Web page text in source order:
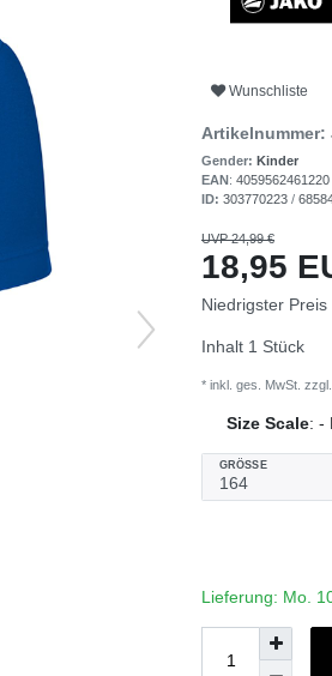
Wunschliste
Artikelnummer:
Gender: Kinder
EAN: 4059562461220
ID: 303770223 /
UVP 24,99 €
18,95
Niedrigster
Inhalt 1 Stück
* inkl. ges. MwSt. zzgl.
Size Scale: -
GRÖSSE
Lieferung: Mo.